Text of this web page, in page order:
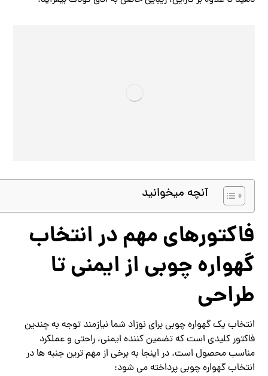
آنچه میخوانید
فاکتورهای مهم در انتخاب
گهواره چوبی از ایمنی تا
طراحی
انتخاب یک گهواره چوبی برای نوزاد شما نیازمند توجه به چندین
فاکتور کلیدی است که تضمین کننده ایمنی، راحتی و عملکرد
مناسب محصول است. در اینجا به برخی از مهم ترین جنبه ها در
انتخاب گهواره چوبی پرداخته می شود: